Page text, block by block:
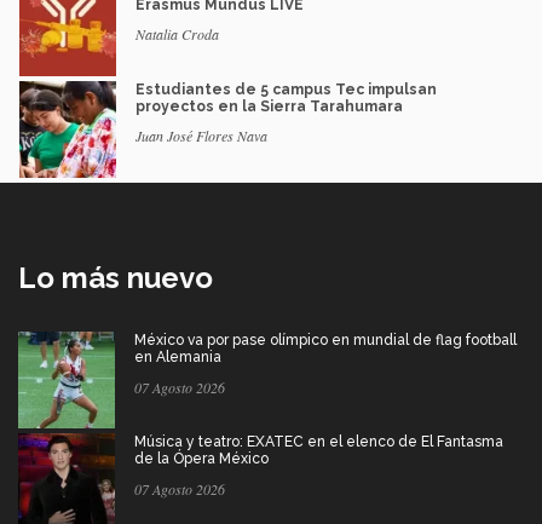
Erasmus Mundus LIVE
Natalia Croda
Estudiantes de 5 campus Tec impulsan
proyectos en la Sierra Tarahumara
Juan José Flores Nava
Lo más nuevo
México va por pase olímpico en mundial de flag football
en Alemania
07 Agosto 2026
Música y teatro: EXATEC en el elenco de El Fantasma
de la Ópera México
07 Agosto 2026